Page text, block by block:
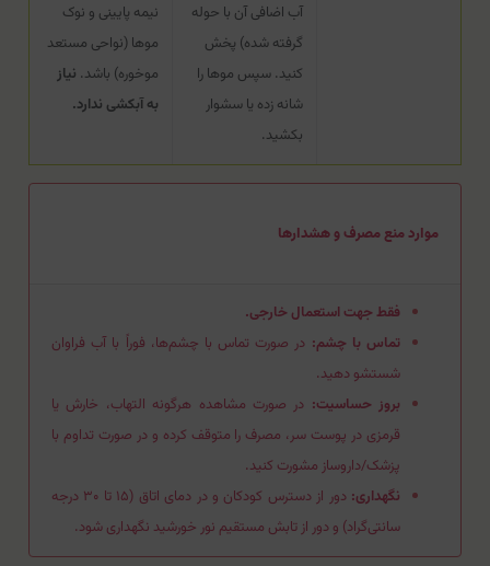
آب اضافی آن با حوله
گرفته شده) پخش
کنید. سپس موها را
شانه زده یا سشوار
بکشید.
نیمه پایینی و نوک
موها (نواحی مستعد
موخوره) باشد. نیاز
به آبکشی ندارد.
موارد منع مصرف و هشدارها
فقط جهت استعمال خارجی.
تماس با چشم: در صورت تماس با چشم‌ها، فوراً با آب فراوان
شستشو دهید.
بروز حساسیت: در صورت مشاهده هرگونه التهاب، خارش یا
قرمزی در پوست سر، مصرف را متوقف کرده و در صورت تداوم با
پزشک/داروساز مشورت کنید.
نگهداری:
دور از دسترس کودکان و در دمای اتاق (۱۵ تا ۳۰ درجه
سانتی‌گراد) و دور از تابش مستقیم نور خورشید نگهداری شود.